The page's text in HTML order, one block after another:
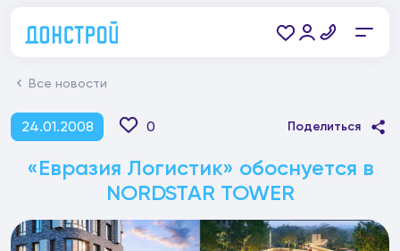
Все новости
24.01.2008 0 Поделиться
«Евразия Логистик» обоснуется в
NORDSTAR TOWER